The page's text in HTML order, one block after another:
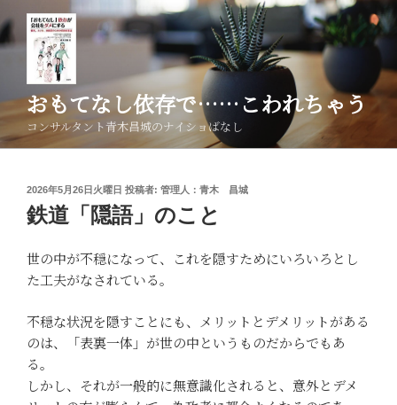
ン
テ
へ
ス
おもてなし依存で……こわれちゃう
コンサルタント青木昌城のナイショばなし
投
稿
日:
2026年5月26日火曜日 投稿者: 管理人：青木 昌城
鉄道「隠語」のこと
世の中が不穏になって、これを隠すためにいろいろとし
た工夫がなされている。
不穏な状況を隠すことにも、メリットとデメリットがある
のは、「表裏一体」が世の中というものだからでもあ
る。
しかし、それが一般的に無意識化されると、意外とデメ